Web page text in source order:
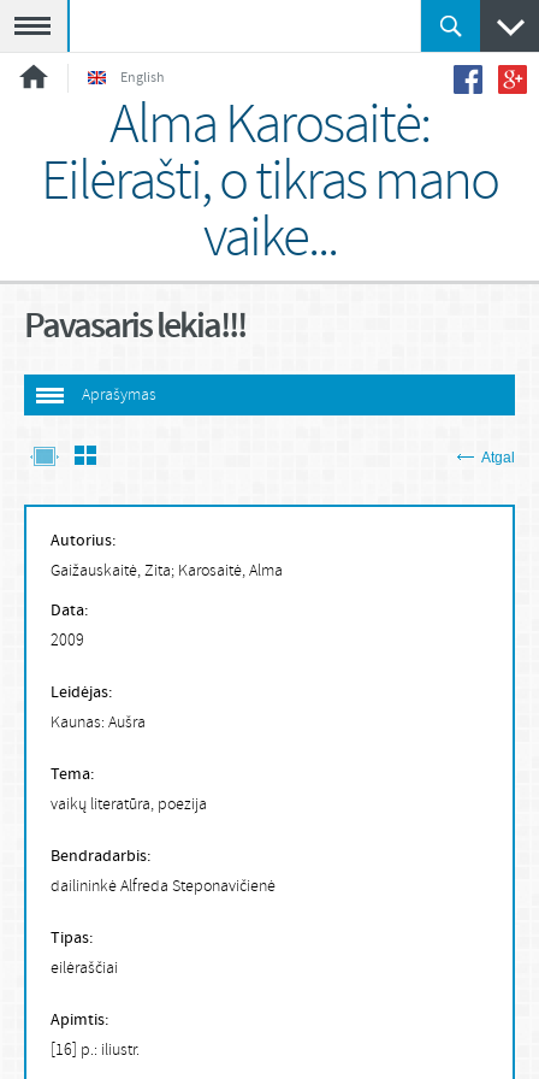
English
Alma Karosaitė:
Eilėrašti, o tikras mano
vaike...
Pavasaris lekia!!!
Aprašymas
Atgal
Autorius:
Gaižauskaitė, Zita; Karosaitė, Alma
Data:
2009
Leidėjas:
Kaunas: Aušra
Tema:
vaikų literatūra, poezija
Bendradarbis:
dailininkė Alfreda Steponavičienė
Tipas:
eilėraščiai
Apimtis:
[16] p.: iliustr.